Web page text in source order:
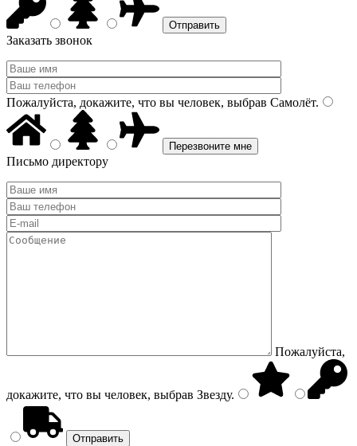
Заказать звонок
Пожалуйста, докажите, что вы человек, выбрав Самолёт.
Письмо директору
Пожалуйста,
докажите, что вы человек, выбрав Звезду.